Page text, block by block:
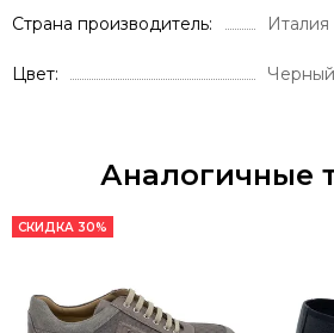
Страна производитель Италия
Цвет Черный
Аналогичные
СКИДКА 30%